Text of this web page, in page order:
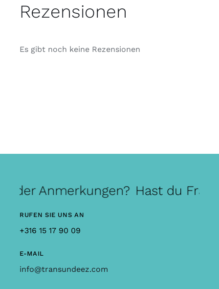
Rezensionen
Es gibt noch keine Rezensionen
oder Anmerkungen? Hast du
RUFEN SIE UNS AN
+316 15 17 90 09
E-MAIL
info@transundeez.com